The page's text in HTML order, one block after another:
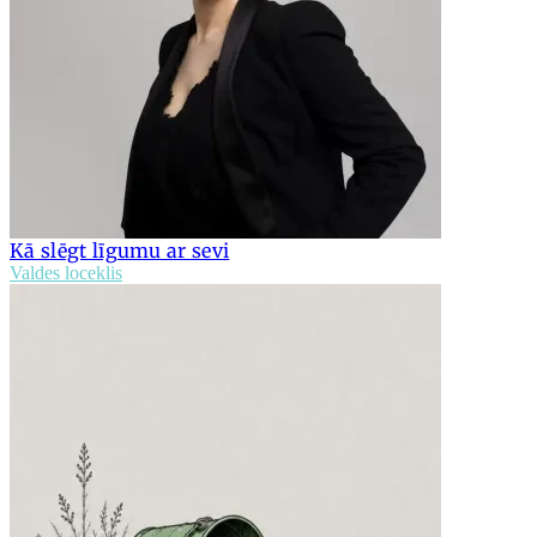
Kā slēgt līgumu ar sevi
Valdes loceklis